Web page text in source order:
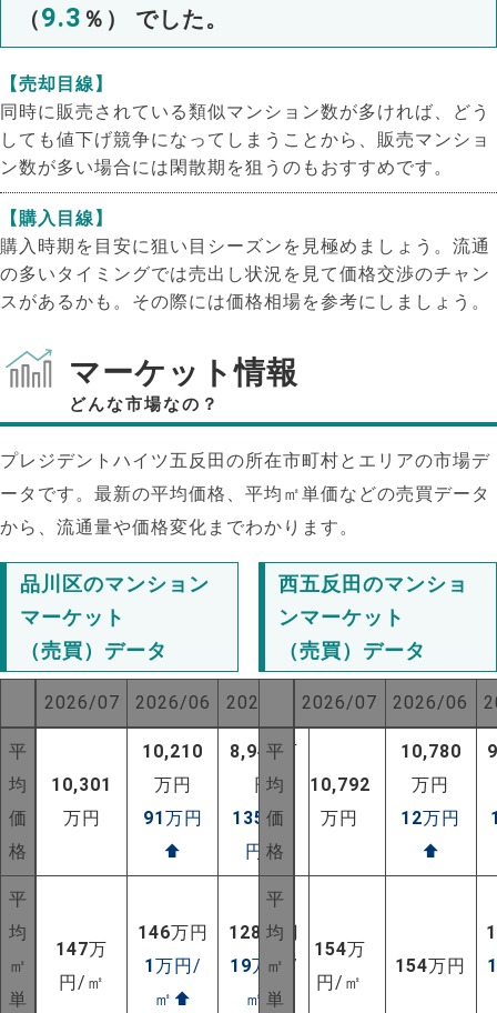
NEW!
（9.3 ％） でした。
【売却目線】
同時に販売されている類似マンション数が多ければ、どう
しても値下げ競争になってしまうことから、販売マンショ
ン数が多い場合には閑散期を狙うのもおすすめです。
【購入目線】
購入時期を目安に狙い目シーズンを見極めましょう。流通
の多いタイミングでは売出し状況を見て価格交渉のチャン
スがあるかも。その際には価格相場を参考にしましょう。
マーケット情報
どんな市場なの？
プレジデントハイツ五反田の所在市町村とエリアの市場デ
ータです。最新の平均価格、平均㎡単価などの売買データ
から、流通量や価格変化までわかります。
品川区のマンション
マーケット
（売買）データ
2026/07 2026/06 2025/07
平
均
価
格
10,301
万円
10,210
万円
91万円
⬆
8,944万
円
1357万
円 ⬆
平
均
㎡
単
147万
円/㎡
146万円
1万円/
㎡ ⬆
128 万円
19万円/
㎡ ⬆
西五反田のマンショ
ンマーケット
（売買）データ
2026/07 2026/06
平
均
価
格
10,792
万円
10,780
万円
12万円
⬆
平
均
㎡
単
154万
円/㎡
154万円